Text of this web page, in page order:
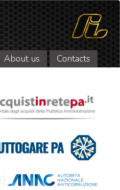
About us Contacts